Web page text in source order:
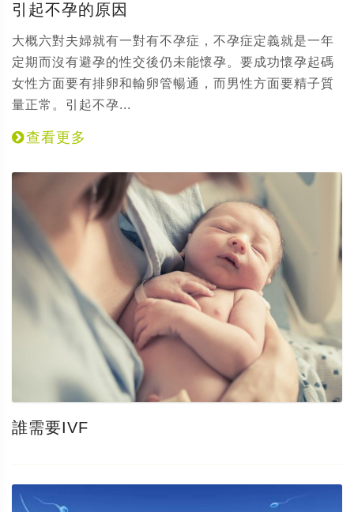
引起不孕的原因
大概六對夫婦就有一對有不孕症，不孕症定義就是一年
定期而沒有避孕的性交後仍未能懷孕。要成功懷孕起碼
女性方面要有排卵和輸卵管暢通，而男性方面要精子質
量正常。引起不孕...
查看更多
誰需要IVF